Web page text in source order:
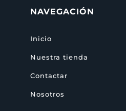
NAVEGACIÓN
Inicio
Nuestra tienda
Contactar
Nosotros